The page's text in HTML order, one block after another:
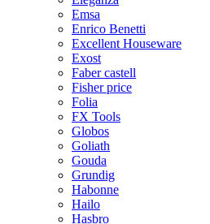
Emsa
Enrico Benetti
Excellent Houseware
Exost
Faber castell
Fisher price
Folia
FX Tools
Globos
Goliath
Gouda
Grundig
Habonne
Hailo
Hasbro